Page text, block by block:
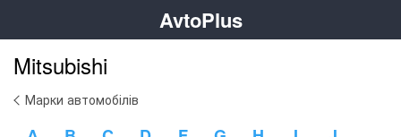
AvtoPlus
Mitsubishi
Марки автомобілів